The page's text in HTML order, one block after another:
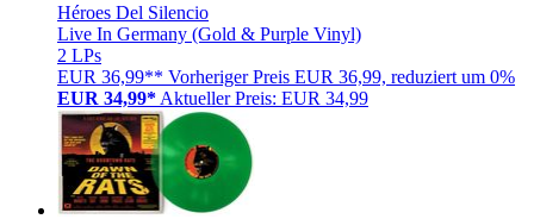
Héroes Del Silencio
Live In Germany (Gold & Purple Vinyl)
2 LPs
EUR 36,99** Vorheriger Preis EUR 36,99, reduziert um 0%
EUR 34,99* Aktueller Preis: EUR 34,99